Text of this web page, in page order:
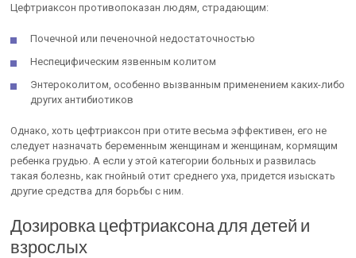
Цефтриаксон противопоказан людям, страдающим:
Почечной или печеночной недостаточностью
Неспецифическим язвенным колитом
Энтероколитом, особенно вызванным применением каких-либо
других антибиотиков
Однако, хоть цефтриаксон при отите весьма эффективен, его не
следует назначать беременным женщинам и женщинам, кормящим
ребенка грудью. А если у этой категории больных и развилась
такая болезнь, как гнойный отит среднего уха, придется изыскать
другие средства для борьбы с ним.
Дозировка цефтриаксона для детей и
взрослых